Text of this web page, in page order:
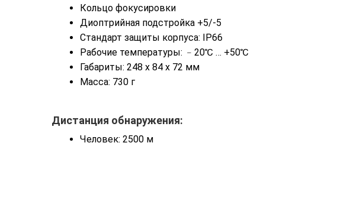
Кольцо фокусировки
Диоптрийная подстройка +5/-5
Стандарт защиты корпуса: IP66
Рабочие температуры: ﹣20℃ … +50℃
Габариты: 248 x 84 x 72 мм
Масса: 730 г
Дистанция обнаружения:
Человек: 2500 м